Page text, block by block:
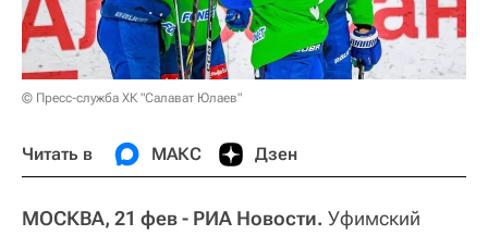
© Пресс-служба ХК "Салават Юлаев"
Читать в МАКС Дзен
МОСКВА, 21 фев - РИА Новости. Уфимский